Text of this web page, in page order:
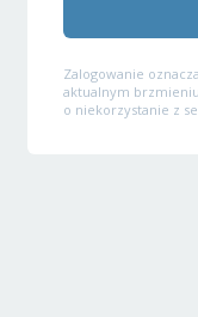
Zalogowanie
aktualnym
o niekorzystanie z